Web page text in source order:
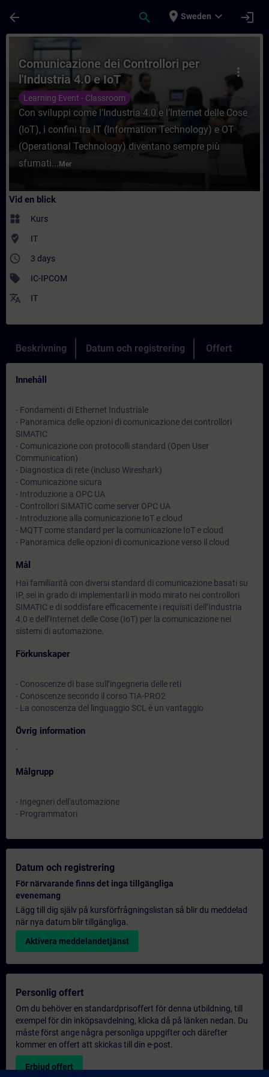
arrow_back search place Sweden expand_more login
Kurs - Comunicazione dei Controllori
more_vert
Comunicazione dei Controllori per
l'Industria 4.0 e IoT
Learning Event - Classroom
Con sviluppi come l’Industria 4.0 e l’Internet delle Cose
(IoT), i confini tra IT (Information Technology) e OT
(Operational Technology) diventano sempre più
sfumati... Mer
Vid en blick
widgets Kurs
where_to_vote IT
access_time 3 days
sell IC-IPCOM
translate IT
Beskrivning Datum och registrering Offert
Innehåll
- Fondamenti di Ethernet Industriale
- Panoramica delle opzioni di comunicazione dei controllori
SIMATIC
- Comunicazione con protocolli standard (Open User
Communication)
- Diagnostica di rete (incluso Wireshark)
- Comunicazione sicura
- Introduzione a OPC UA
- Controllori SIMATIC come server OPC UA
- Introduzione alla comunicazione IoT e cloud
- MQTT come standard per la comunicazione IoT e cloud
- Panoramica delle opzioni di comunicazione verso il cloud
Mål
Hai familiarità con diversi standard di comunicazione basati su
IP, sei in grado di implementarli in modo mirato nei controllori
SIMATIC e di soddisfare efficacemente i requisiti dell’Industria
4.0 e dell’Internet delle Cose (IoT) per la comunicazione nei
sistemi di automazione.
Förkunskaper
- Conoscenze di base sull’ingegneria delle reti
- Conoscenze secondo il corso TIA-PRO2
- La conoscenza del linguaggio SCL è un vantaggio
Övrig information
-
Målgrupp
- Ingegneri dell'automazione
- Programmatori
Datum och registrering
För närvarande finns det inga tillgängliga
evenemang
Lägg till dig själv på kursförfrågningslistan så blir du meddelad
när nya datum blir tillgängliga.
Aktivera meddelandetjänst
Personlig offert
Om du behöver en standardprisoffert för denna utbildning, till
exempel för din inköpsavdelning, klicka då på länken nedan. Du
måste först ange några personliga uppgifter och därefter
kommer en offert att skickas till din e-post.
Erbjud offert